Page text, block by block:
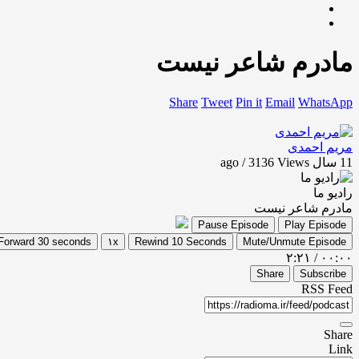
مادرم شاعر نیست
Share Tweet Pin it Email WhatsApp
مریم احمدی
11 سال ago / 3136
Views
رادیو ما
مادرم شاعر نیست
Play Episode
Pause Episode
Mute/Unmute Episode
Rewind 10 Seconds ۱x 30 seconds
۰۰:۰۰ / ۲:۲۱
Subscribe
Share
RSS Feed
Share
Link